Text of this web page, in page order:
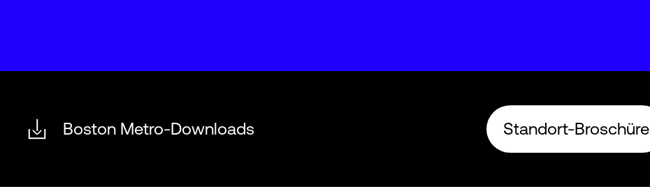
Boston Metro-Downloads Standort-Broschüre